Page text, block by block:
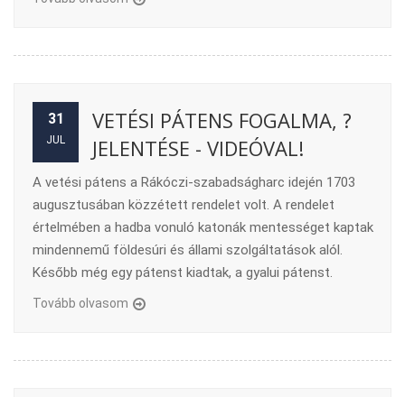
31
JUL
VETÉSI PÁTENS FOGALMA, ?
JELENTÉSE - VIDEÓVAL!
A vetési pátens a Rákóczi-szabadságharc idején 1703
augusztusában közzétett rendelet volt. A rendelet
értelmében a hadba vonuló katonák mentességet kaptak
mindennemű földesúri és állami szolgáltatások alól.
Később még egy pátenst kiadtak, a gyalui pátenst.
Tovább olvasom